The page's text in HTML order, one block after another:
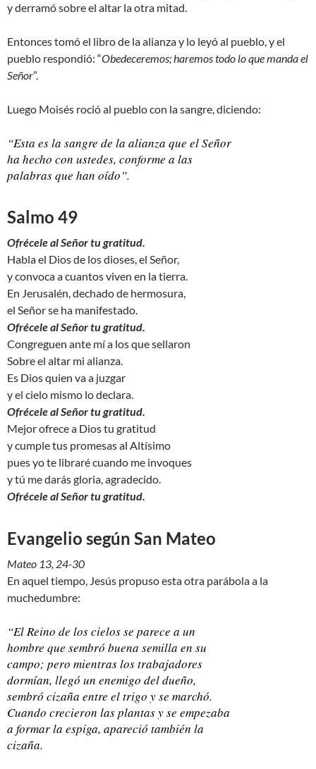
y derramó sobre el altar la otra mitad.
Entonces tomó el libro de la alianza y lo leyó al pueblo, y el
pueblo respondió: “Obedeceremos; haremos todo lo que manda el
Señor”.
Luego Moisés roció al pueblo con la sangre, diciendo:
“Esta es la sangre de la alianza que el Señor
ha hecho con ustedes, conforme a las
palabras que han oído”.
Salmo 49
Ofrécele al Señor tu gratitud.
Habla el Dios de los dioses, el Señor,
y convoca a cuantos viven en la tierra.
En Jerusalén, dechado de hermosura,
el Señor se ha manifestado.
Ofrécele al Señor tu gratitud.
Congreguen ante mí a los que sellaron
Sobre el altar mi alianza.
Es Dios quien va a juzgar
y el cielo mismo lo declara.
Ofrécele al Señor tu gratitud.
Mejor ofrece a Dios tu gratitud
y cumple tus promesas al Altísimo
pues yo te libraré cuando me invoques
y tú me darás gloria, agradecido.
Ofrécele al Señor tu gratitud.
Evangelio según San Mateo
Mateo 13, 24-30
En aquel tiempo, Jesús propuso esta otra parábola a la
muchedumbre:
“El Reino de los cielos se parece a un
hombre que sembró buena semilla en su
campo; pero mientras los trabajadores
dormían, llegó un enemigo del dueño,
sembró cizaña entre el trigo y se marchó.
Cuando crecieron las plantas y se empezaba
a formar la espiga, apareció también la
cizaña.